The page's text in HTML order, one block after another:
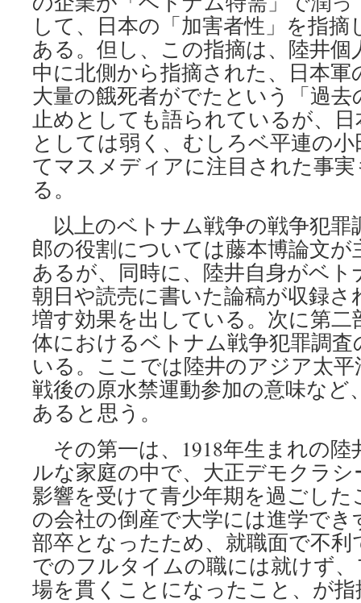
して、日本の「加害者性」を指
ある。但し、この指摘は、陸井
中に北側から指摘された、日本
大量の餓死者がでたという「過
止めとしても語られているが、
としては弱く、むしろベ平連の
てマスメディアに注目された事
る。
以上のベトナム戦争の戦争犯罪
郎の役割については藤本博論文
あるが、同時に、陸井自身がベ
朝日や読売に書いた論稿が収録
増す効果を出している。次に第二
体におけるベトナム戦争犯罪調
いる。ここでは陸井のアジア太
戦後の原水禁運動参加の意味など
あると思う。
その第一は、1918年生まれの陸
ルな家庭の中で、大正デモクラ
影響を受けて青少年期を過ごし
の会社の倒産で大学には進学でき
部卒となったため、就職面で不
でのフルタイムの職には就けず
場を貫くことになったこと、が